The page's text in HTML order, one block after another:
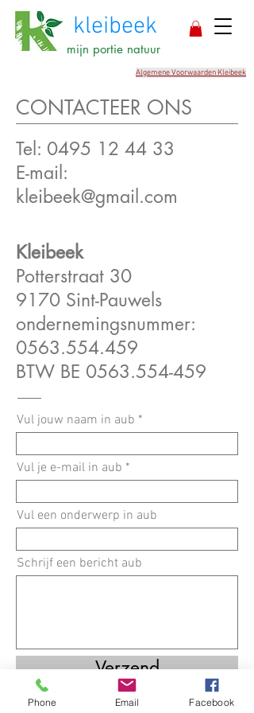
kleibeek
mijn portie natuur
Algemene Voorwaarden Kleibeek
CONTACTEER ONS
Tel: 0495 12 44 33
E-mail:
kleibeek@gmail.com
Kleibeek
Potterstraat 30
9170 Sint-Pauwels
ondernemingsnummer:
0563.554.459
BTW BE 0563.554-459
Vul jouw naam in aub
Vul je e-mail in aub
Vul een onderwerp in aub
Schrijf een bericht aub
Verzend
Phone Email Facebook